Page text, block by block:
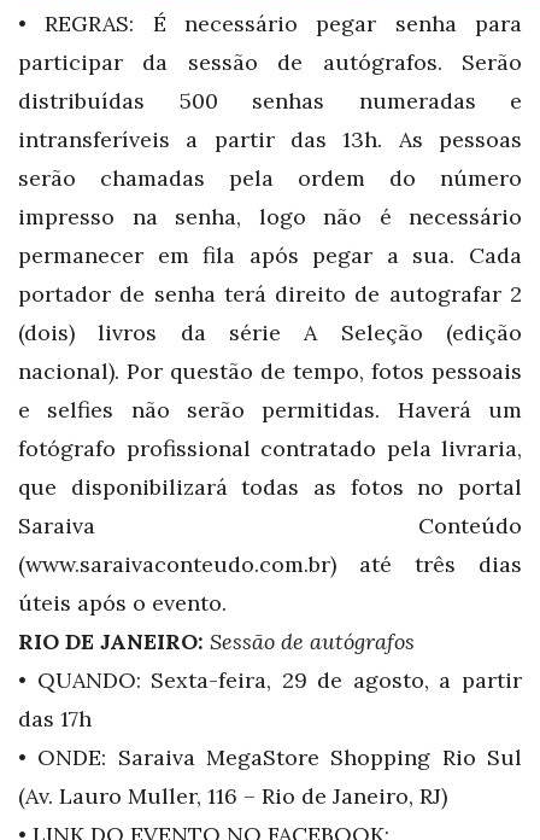
• REGRAS: É necessário pegar senha para
participar da sessão de autógrafos. Serão
distribuídas 500 senhas numeradas e
intransferíveis a partir das 13h. As pessoas
serão chamadas pela ordem do número
impresso na senha, logo não é necessário
permanecer em fila após pegar a sua. Cada
portador de senha terá direito de autografar 2
(dois) livros da série A Seleção (edição
nacional). Por questão de tempo, fotos pessoais
e selfies não serão permitidas. Haverá um
fotógrafo profissional contratado pela livraria,
que disponibilizará todas as fotos no portal
Saraiva Conteúdo
(www.saraivaconteudo.com.br) até três dias
úteis após o evento.
RIO DE JANEIRO: Sessão de autógrafos
• QUANDO: Sexta-feira, 29 de agosto, a partir
das 17h
• ONDE: Saraiva MegaStore Shopping Rio Sul
(Av. Lauro Muller, 116 – Rio de Janeiro, RJ)
• LINK DO EVENTO NO FACEBOOK: